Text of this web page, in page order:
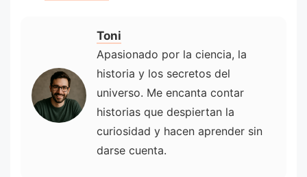
Toni
Apasionado por la ciencia, la
historia y los secretos del
universo. Me encanta contar
historias que despiertan la
curiosidad y hacen aprender sin
darse cuenta.